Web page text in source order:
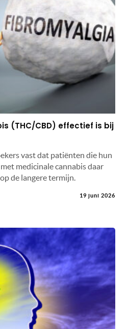
(THC/CBD) effectief is bij
vast dat patiënten die hun
medicinale cannabis daar
de langere termijn.
19 juni 2026